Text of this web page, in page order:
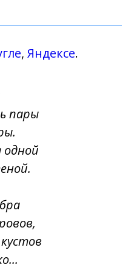
, Яндексе.
пары